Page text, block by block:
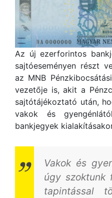
Az új ezerforintos
sajtóeseményen részt
az MNB
vezetője is, akit a
sajtótájékoztató után,
vakok és
bankjegyek
Vakok és
úgy szoktunk
tapintással